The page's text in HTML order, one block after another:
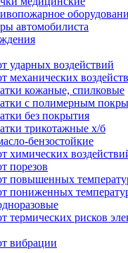
автомобилиста
ударных воздействий
механических
кожаные, спилковые
с полимерным
без покрытия
трикотажные х/б
бензостойкие
химических
порезов
повышенных
пониженных
термических рисков
вибрации